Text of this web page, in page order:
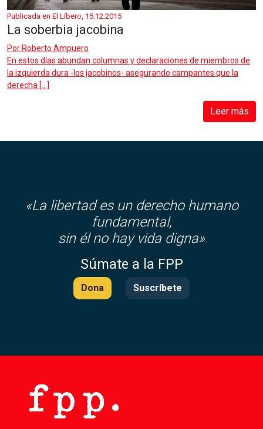
Publicada en El Líbero, 15.12.2015
La soberbia jacobina
Por Roberto Ampuero
En estos días abundan columnas y declaraciones de miembros de
la izquierda dura -los jacobinos- asegurando campantes que la
derecha […]
Leer más
«La libertad es un derecho humano
fundamental,
sin él no hay vida digna»
Súmate a la FPP
Dona Suscríbete